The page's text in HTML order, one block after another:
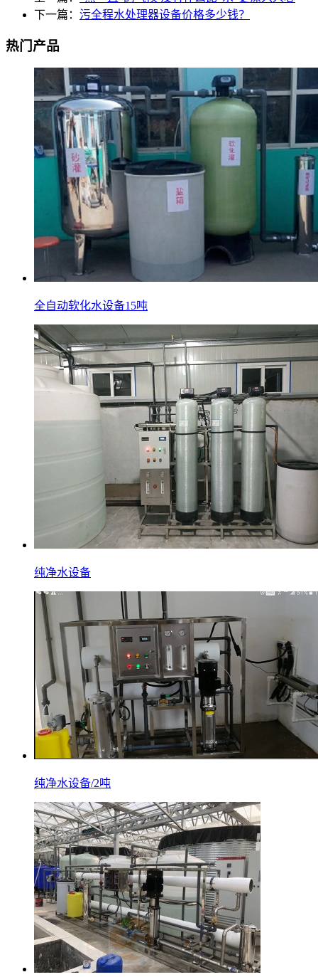
下一篇： 污全程水处理器设备价格多少钱？
热门产品
全自动软化水设备15吨
纯净水设备
纯净水设备/2吨